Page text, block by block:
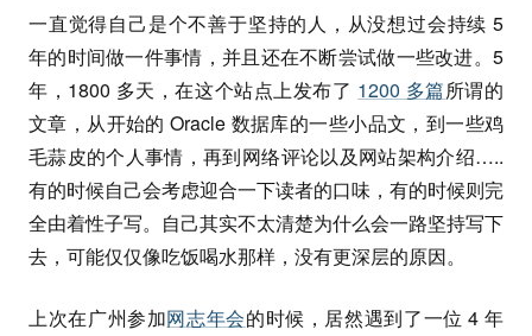
一直觉得自己是个不善于坚持的人，从没想过会持续 5
年的时间做一件事情，并且还在不断尝试做一些改进。5
年，1800 多天，在这个站点上发布了 1200 多篇所谓的
文章，从开始的 Oracle 数据库的一些小品文，到一些鸡
毛蒜皮的个人事情，再到网络评论以及网站架构介绍…..
有的时候自己会考虑迎合一下读者的口味，有的时候则完
全由着性子写。自己其实不太清楚为什么会一路坚持写下
去，可能仅仅像吃饭喝水那样，没有更深层的原因。
上次在广州参加网志年会的时候，居然遇到了一位 4 年